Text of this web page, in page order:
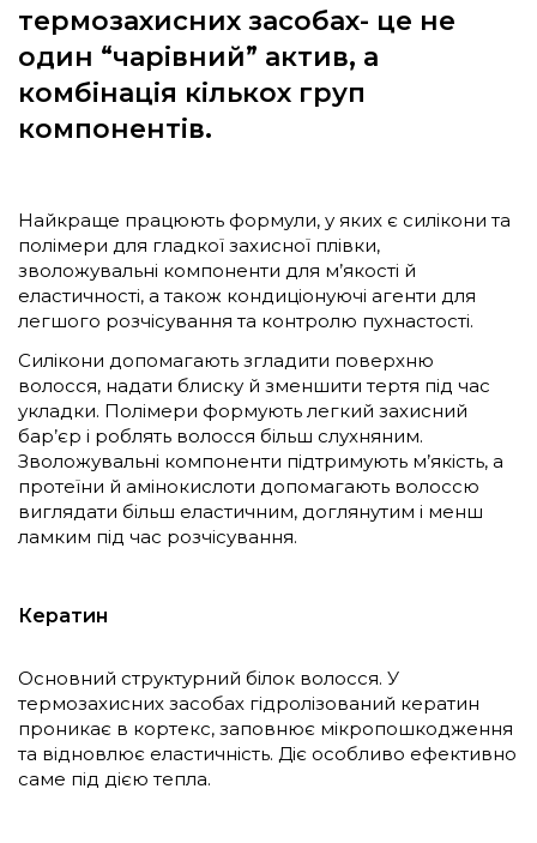
термозахисних засобах- це не
один “чарівний” актив, а
комбінація кількох груп
компонентів.
Найкраще працюють формули, у яких є силікони та
полімери для гладкої захисної плівки,
зволожувальні компоненти для м’якості й
еластичності, а також кондиціонуючі агенти для
легшого розчісування та контролю пухнастості.
Силікони допомагають згладити поверхню
волосся, надати блиску й зменшити тертя під час
укладки. Полімери формують легкий захисний
бар’єр і роблять волосся більш слухняним.
Зволожувальні компоненти підтримують м’якість, а
протеїни й амінокислоти допомагають волоссю
виглядати більш еластичним, доглянутим і менш
ламким під час розчісування.
Кератин
Основний структурний білок волосся. У
термозахисних засобах гідролізований кератин
проникає в кортекс, заповнює мікропошкодження
та відновлює еластичність. Діє особливо ефективно
саме під дією тепла.